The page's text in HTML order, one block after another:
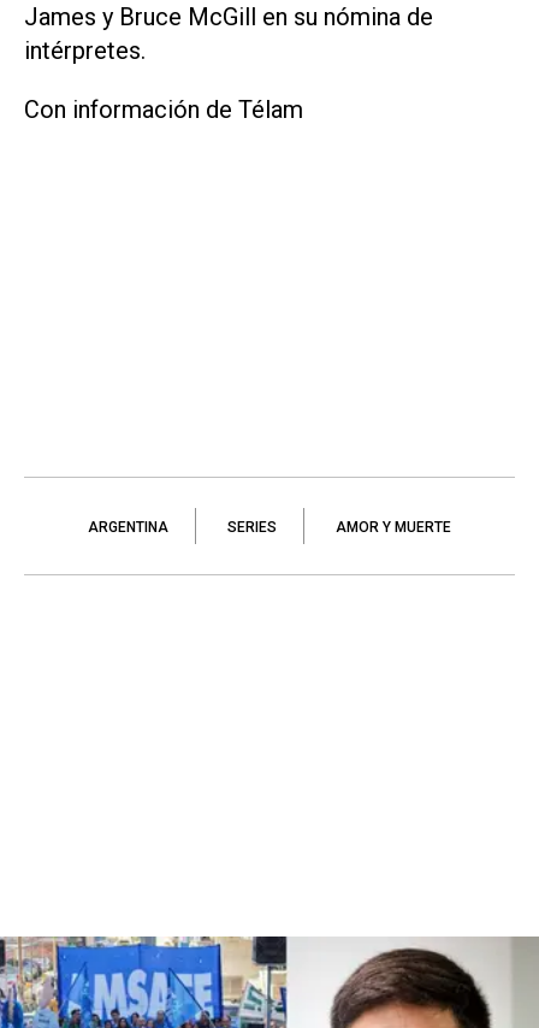
James y Bruce McGill en su nómina de
intérpretes.
Con información de Télam
ARGENTINA SERIES AMOR Y MUERTE